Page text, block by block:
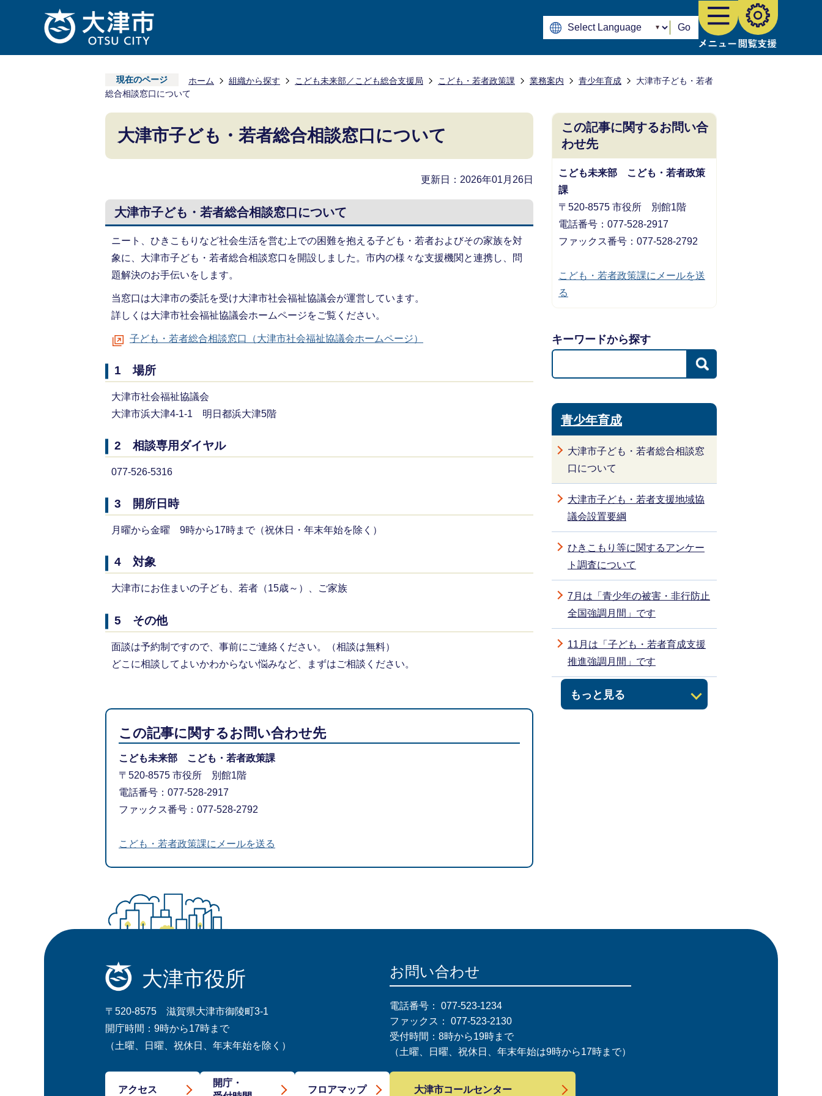
Go
現在のページ ホーム 組織から探す こども未来部／こども総合支援局 こども・若者政策課 業務案内 青少年育成
大津市子ども・若者
総合相談窓口について
大津市子ども・若者総合相談窓口について
更新日：2026年01月26日
大津市子ども・若者総合相談窓口について
ニート、ひきこもりなど社会生活を営む上での困難を抱える子ども・若者およびその家族を対
象に、大津市子ども・若者総合相談窓口を開設しました。市内の様々な支援機関と連携し、問
題解決のお手伝いをします。
当窓口は大津市の委託を受け大津市社会福祉協議会が運営しています。
詳しくは大津市社会福祉協議会ホームページをご覧ください。
子ども・若者総合相談窓口（大津市社会福祉協議会ホームページ）
1 場所
大津市社会福祉協議会
大津市浜大津4-1-1 明日都浜大津5階
2 相談専用ダイヤル
077-526-5316
3 開所日時
月曜から金曜 9時から17時まで（祝休日・年末年始を除く）
4 対象
大津市にお住まいの子ども、若者（15歳～）、ご家族
5 その他
面談は予約制ですので、事前にご連絡ください。（相談は無料）
どこに相談してよいかわからない悩みなど、まずはご相談ください。
この記事に関するお問い合わせ先
こども未来部 こども・若者政策課
〒520-8575 市役所 別館1階
電話番号：077-528-2917
ファックス番号：077-528-2792
こども・若者政策課にメールを送る
この記事に関するお問い合
わせ先
こども未来部 こども・若者政策
課
〒520-8575 市役所 別館1階
電話番号：077-528-2917
ファックス番号：077-528-2792
こども・若者政策課にメールを送
る
キーワードから探す
青少年育成
大津市子ども・若者総合相談窓
口について
大津市子ども・若者支援地域協
議会設置要綱
ひきこもり等に関するアンケー
ト調査について
もっと見る
7月は「青少年の被害・非行防止
全国強調月間」です
11月は「子ども・若者育成支援
推進強調月間」です
大津市役所
〒520-8575 滋賀県大津市御陵町3-1
開庁時間：9時から17時まで
（土曜、日曜、祝休日、年末年始を除く）
アクセス
開庁・
フロアマップ
お問い合わせ
電話番号： 077-523-1234
ファックス： 077-523-2130
受付時間：8時から19時まで
（土曜、日曜、祝休日、年末年始は9時から17時まで）
大津市コールセンター